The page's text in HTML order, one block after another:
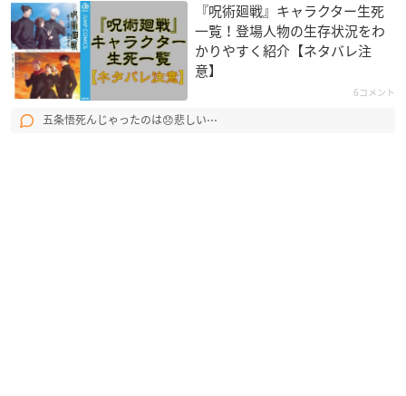
『呪術廻戦』キャラクター生死
一覧！登場人物の生存状況をわ
かりやすく紹介【ネタバレ注
意】
6コメント
五条悟死んじゃったのは😞悲しい⋯